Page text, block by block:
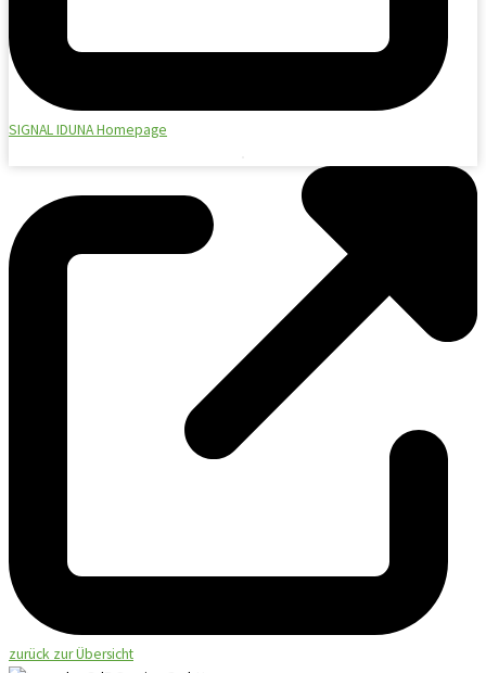
SIGNAL IDUNA Homepage
zurück zur Übersicht